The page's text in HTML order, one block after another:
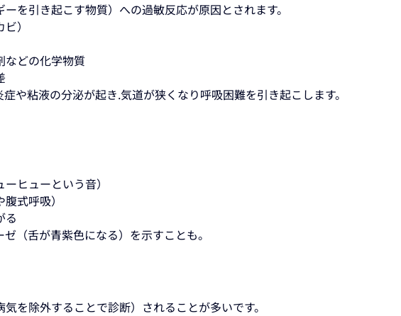
を引き起こす物質）への過敏反応が原因とされます。
）
などの化学物質
や粘液の分泌が起き.気道が狭くなり呼吸困難を引き起こします。
ヒューという音）
式呼吸）
る
（舌が青紫色になる）を示すことも。
を除外することで診断）されることが多いです。